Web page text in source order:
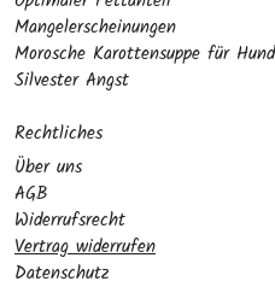
Mangelerscheinungen
Morosche Karottensuppe für
Silvester Angst
Rechtliches
Über uns
AGB
Widerrufsrecht
Vertrag widerrufen
Datenschutz